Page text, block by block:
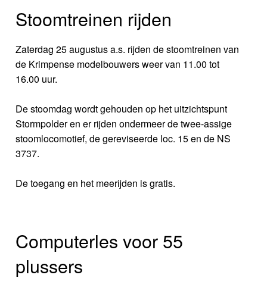
Stoomtreinen rijden
Zaterdag 25 augustus a.s. rijden de stoomtreinen van
de Krimpense modelbouwers weer van 11.00 tot
16.00 uur.
De stoomdag wordt gehouden op het uitzichtspunt
Stormpolder en er rijden ondermeer de twee-assige
stoomlocomotief, de gereviseerde loc. 15 en de NS
3737.
De toegang en het meerijden is gratis.
Computerles voor 55
plussers